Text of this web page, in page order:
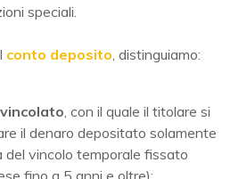
speciali.
conto deposito , distinguiamo:
, con il quale il titolare si
il denaro depositato solamente
del vincolo temporale fissato
fino a 5 anni e oltre);